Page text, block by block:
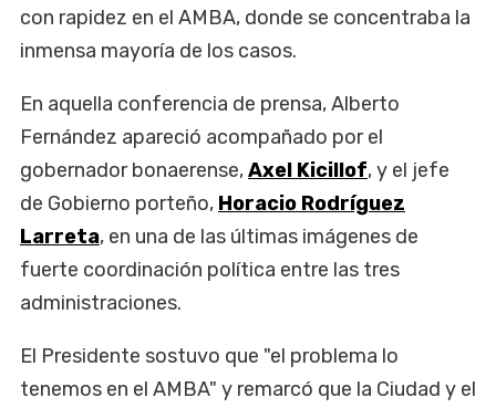
con rapidez en el AMBA, donde se concentraba la
inmensa mayoría de los casos.
En aquella conferencia de prensa, Alberto
Fernández apareció acompañado por el
gobernador bonaerense,Axel Kicillof, y el jefe
de Gobierno porteño, Horacio Rodríguez
Larreta, en una de las últimas imágenes de
fuerte coordinación política entre las tres
administraciones.
El Presidente sostuvo que "el problema lo
tenemos en el AMBA" y remarcó que la Ciudad y el